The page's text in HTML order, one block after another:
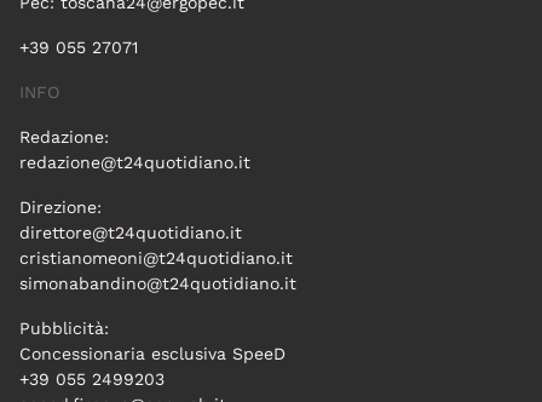
+39 055 27071
INFO
Redazione:
redazione@t24quotidiano.it
Direzione:
direttore@t24quotidiano.it
cristianomeoni@t24quotidiano.it
simonabandino@t24quotidiano.it
Pubblicità:
Concessionaria esclusiva SpeeD
+39 055 2499203